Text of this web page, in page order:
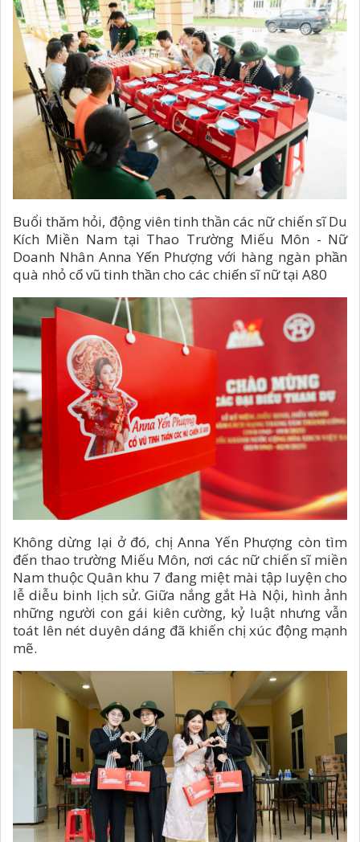
Buổi thăm hỏi, động viên tinh thần các nữ chiến sĩ Du
Kích Miền Nam tại Thao Trường Miếu Môn - Nữ
Doanh Nhân Anna Yến Phượng với hàng ngàn phần
quà nhỏ cổ vũ tinh thần cho các chiến sĩ nữ tại A80
Không dừng lại ở đó, chị Anna Yến Phượng còn tìm
đến thao trường Miếu Môn, nơi các nữ chiến sĩ miền
Nam thuộc Quân khu 7 đang miệt mài tập luyện cho
lễ diễu binh lịch sử. Giữa nắng gắt Hà Nội, hình ảnh
những người con gái kiên cường, kỷ luật nhưng vẫn
toát lên nét duyên dáng đã khiến chị xúc động mạnh
mẽ.